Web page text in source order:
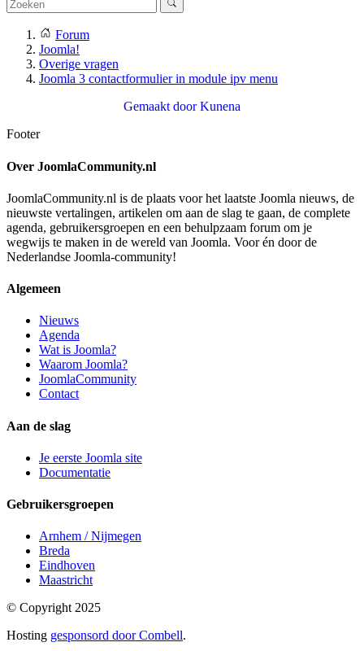
Forum
Joomla!
Overige vragen
Joomla 3 contactformulier in module ipv menu
Gemaakt doorKunena
Footer
Over JoomlaCommunity.nl
JoomlaCommunity.nl is de plaats voor het laatste Joomla nieuws, de
nieuwste vertalingen, artikelen om aan de slag te gaan, de complete
agenda, gebruikersgroepen en een behulpzaam forum om je
wegwijs te maken in de wereld van Joomla. Voor én door de
Nederlandse Joomla-community!
Algemeen
Nieuws
Agenda
Wat is Joomla?
Waarom Joomla?
JoomlaCommunity
Contact
Aan de slag
Je eerste Joomla site
Documentatie
Gebruikersgroepen
Arnhem / Nijmegen
Breda
Eindhoven
Maastricht
© Copyright 2025
Hosting gesponsord door Combell.